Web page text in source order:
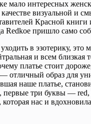
мало интересных
визуальной и
Красной
Redkoe пришло само
в эзотерику, это
и всем близкая
платье стоит
отличный образ для
наше платье,
первые три буквы — red,
нас и